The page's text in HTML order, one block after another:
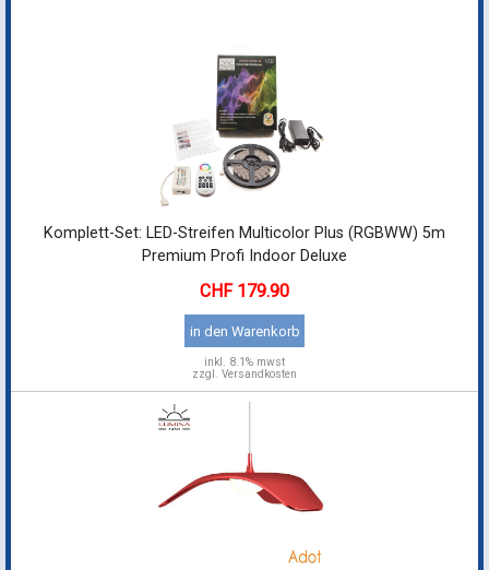
Komplett-Set: LED-Streifen Multicolor Plus (RGBWW) 5m
Premium Profi Indoor Deluxe
179.90
in den Warenkorb
inkl. 8.1% mwst
zzgl. Versandkosten